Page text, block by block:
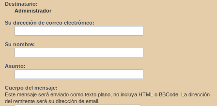
Destinatario:
Administrador
Su dirección de correo electrónico:
Su nombre:
Asunto:
Cuerpo del mensaje:
Este mensaje será enviado como texto plano, no incluya HTML o BBCode. La dirección
del remitente será su dirección de email.